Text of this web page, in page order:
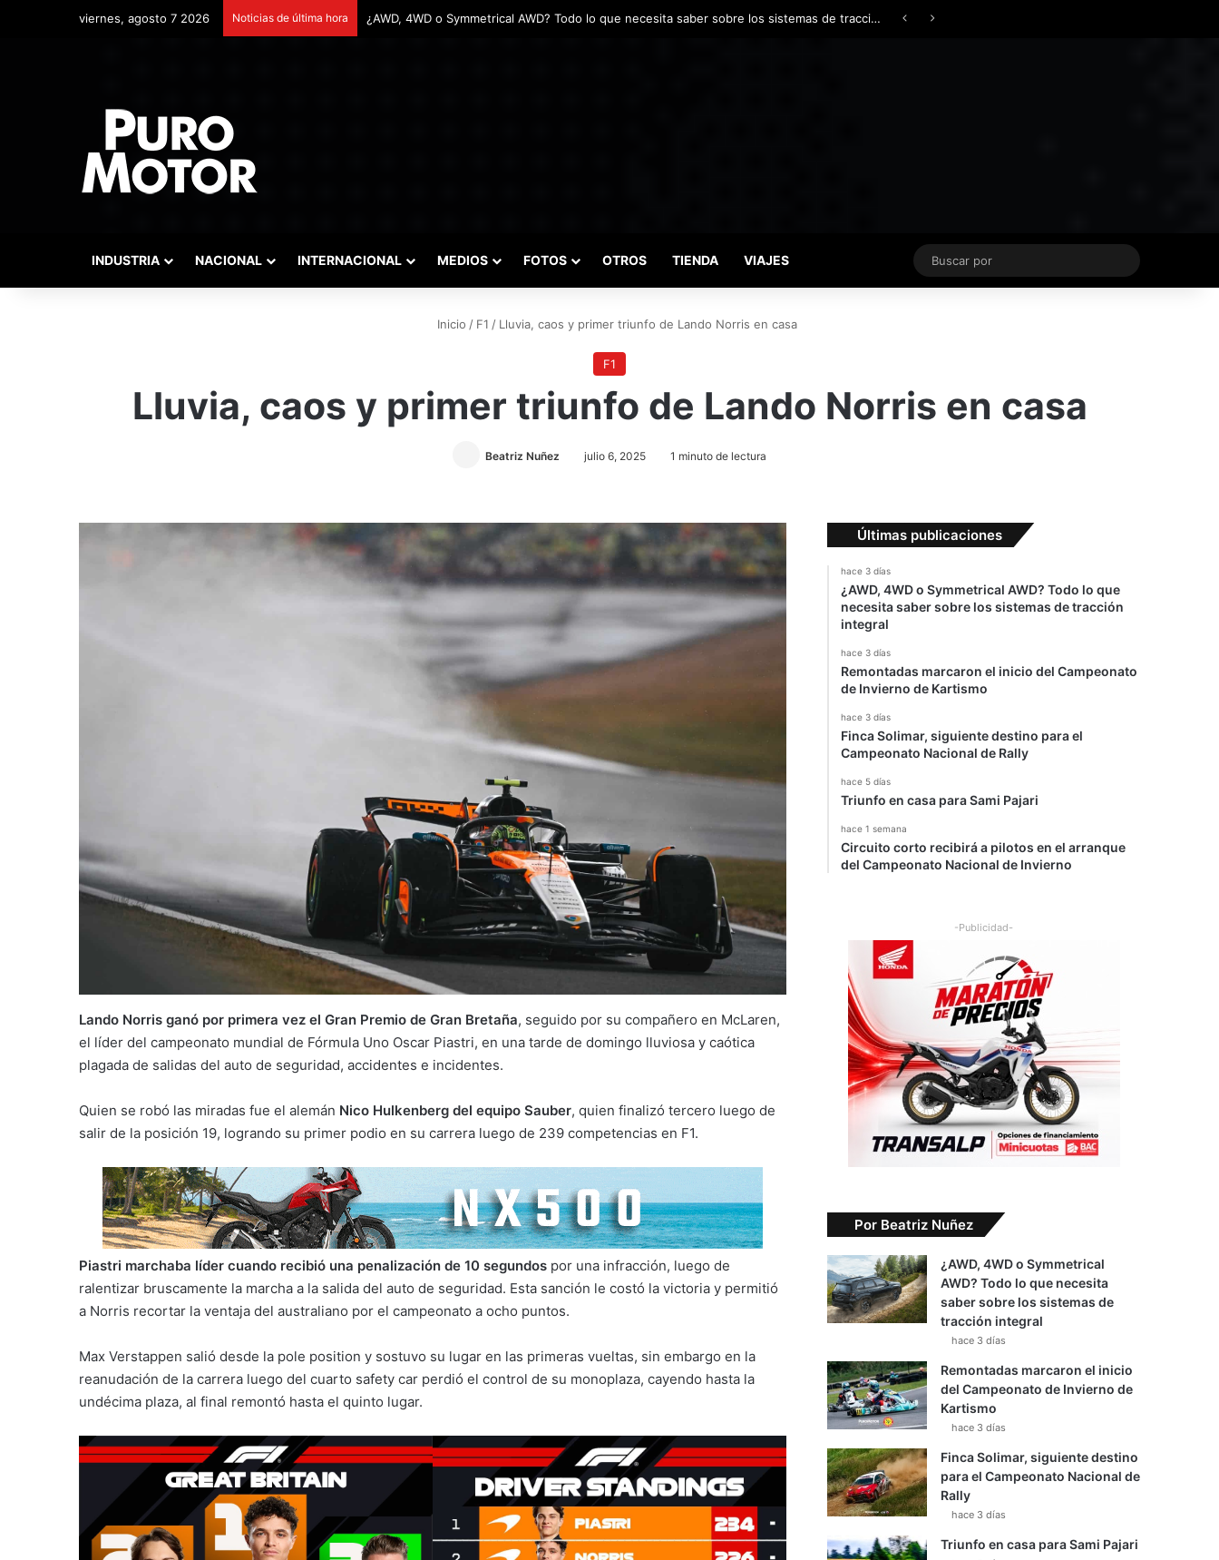
viernes, agosto 7 2026 Noticias de última hora Remontadas marcaron el inicio del Campeonato de Invierno de Kartismo
INDUSTRIA NACIONAL INTERNACIONAL MEDIOS FOTOS OTROS TIENDA VIAJES
Buscar
por
Inicio / F1 / Lluvia, caos y primer triunfo de Lando Norris en casa
F1
Lluvia, caos y primer triunfo de Lando Norris en casa
Beatriz Nuñez julio 6, 2025 1 minuto de lectura
Lando Norris ganó por primera vez el Gran Premio de Gran Bretaña, seguido por su compañero en McLaren,
el líder del campeonato mundial de Fórmula Uno Oscar Piastri, en una tarde de domingo lluviosa y caótica
plagada de salidas del auto de seguridad, accidentes e incidentes.
Quien se robó las miradas fue el alemán Nico Hulkenberg del equipo Sauber, quien finalizó tercero luego de
salir de la posición 19, logrando su primer podio en su carrera luego de 239 competencias en F1.
Piastri marchaba líder cuando recibió una penalización de 10 segundos por una infracción, luego de
ralentizar bruscamente la marcha a la salida del auto de seguridad. Esta sanción le costó la victoria y permitió
a Norris recortar la ventaja del australiano por el campeonato a ocho puntos.
Max Verstappen salió desde la pole position y sostuvo su lugar en las primeras vueltas, sin embargo en la
reanudación de la carrera luego del cuarto safety car perdió el control de su monoplaza, cayendo hasta la
undécima plaza, al final remontó hasta el quinto lugar.
Últimas publicaciones
hace 3 días
¿AWD, 4WD o Symmetrical AWD? Todo lo que
necesita saber sobre los sistemas de tracción
integral
hace 3 días
Remontadas marcaron el inicio del Campeonato
de Invierno de Kartismo
hace 3 días
Finca Solimar, siguiente destino para el
Campeonato Nacional de Rally
hace 5 días
Triunfo en casa para Sami Pajari
hace 1 semana
Circuito corto recibirá a pilotos en el arranque
del Campeonato Nacional de Invierno
-Publicidad-
Por Beatriz Nuñez
¿AWD, 4WD o Symmetrical
AWD? Todo lo que necesita
saber sobre los sistemas de
tracción integral
hace 3 días
Remontadas marcaron el inicio
del Campeonato de Invierno de
Kartismo
hace 3 días
Finca Solimar, siguiente destino
para el Campeonato Nacional de
Rally
hace 3 días
Triunfo en casa para Sami Pajari